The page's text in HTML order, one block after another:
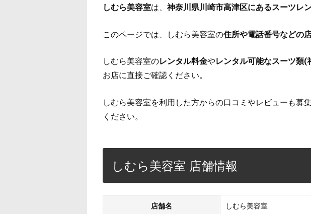
しむら美容室は、 神奈川県川崎市高津区にあるスーツレ
このページでは、しむら美容室の住所や電話番号などの
しむら美容室のレンタル料金やレンタル可能なスーツ類
お店に直接ご確認ください。
しむら美容室を利用した方からの口コミやレビューも
ください。
しむら美容室 店舗情報
店舗名 しむら美容室